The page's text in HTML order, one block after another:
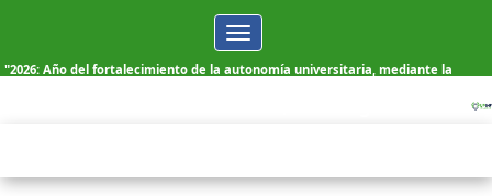
Toggle
navigation
"2026: Año del fortalecimiento de la autonomía universitaria, mediante la
Viernes, 07 de Agosto de 2026